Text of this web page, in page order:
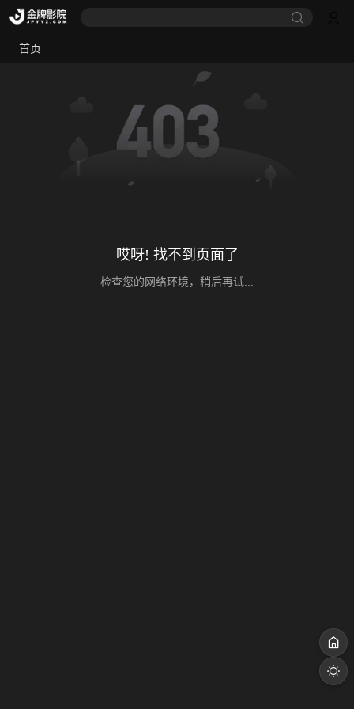
首页
哎呀! 找不到页面了
检查您的网络环境，稍后再试...